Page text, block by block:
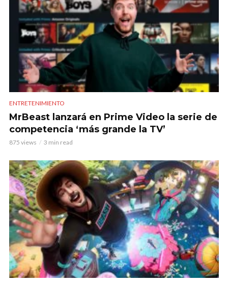
ENTRETENIMIENTO
MrBeast lanzará en Prime Video la serie de
competencia ‘más grande la TV’
875 views 3 min read